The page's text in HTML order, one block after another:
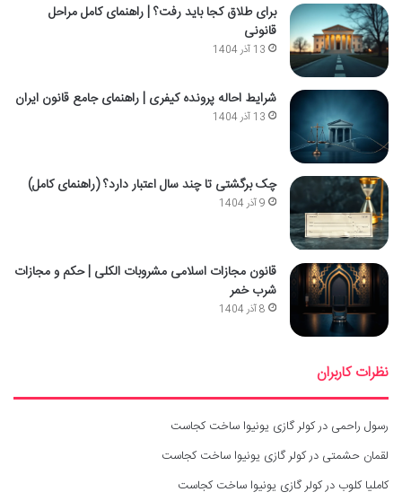
برای طلاق کجا باید رفت؟ | راهنمای کامل مراحل
قانونی
13 آذر 1404
شرایط احاله پرونده کیفری | راهنمای جامع قانون ایران
13 آذر 1404
چک برگشتی تا چند سال اعتبار دارد؟ (راهنمای کامل)
9 آذر 1404
قانون مجازات اسلامی مشروبات الکلی | حکم و مجازات
شرب خمر
8 آذر 1404
نظرات کاربران
رسول راحمی درکولر گازی یونیوا ساخت کجاست
لقمان حشمتی درکولر گازی یونیوا ساخت کجاست
کاملیا کلوب درکولر گازی یونیوا ساخت کجاست